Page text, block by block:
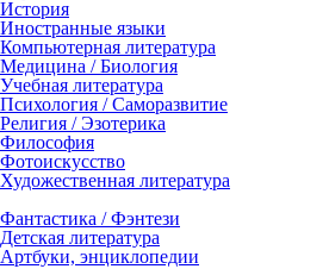
История
Иностранные языки
Компьютерная литература
Медицина / Биология
Учебная литература
Психология / Саморазвитие
Религия / Эзотерика
Философия
Фотоискусство
Художественная литература
Фантастика / Фэнтези
Детская литература
Артбуки, энциклопедии